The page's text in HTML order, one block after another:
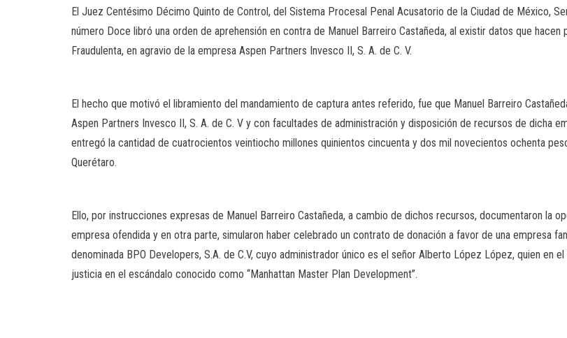
El Juez Centésimo Décimo Quinto de Control, del Sistema Procesal Penal Acusatorio de la Ciudad de México,
número Doce libró una orden de aprehensión en contra de Manuel Barreiro Castañeda, al existir datos que
Fraudulenta, en agravio de la empresa Aspen Partners Invesco II, S. A. de C. V.
El hecho que motivó el libramiento del mandamiento de captura antes referido, fue que Manuel Barreiro
Aspen Partners Invesco II, S. A. de C. V y con facultades de administración y disposición de recursos de dicha
entregó la cantidad de cuatrocientos veintiocho millones quinientos cincuenta y dos mil novecientos ochenta
Querétaro.
Ello, por instrucciones expresas de Manuel Barreiro Castañeda, a cambio de dichos recursos, documentaron la
empresa ofendida y en otra parte, simularon haber celebrado un contrato de donación a favor de una empresa
denominada BPO Developers, S.A. de C.V, cuyo administrador único es el señor Alberto López López, quien
justicia en el escándalo conocido como “Manhattan Master Plan Development”.